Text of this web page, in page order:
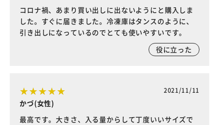
コロナ禍、あまり買い出しに出ないようにと購入しま
した。すぐに届きました。冷凍庫はタンスのように、
引き出しになっているのでとても使いやすいです。
役に立った
2021/11/11
かづ(女性)
最高です。大きさ、入る量からして丁度いいサイズで